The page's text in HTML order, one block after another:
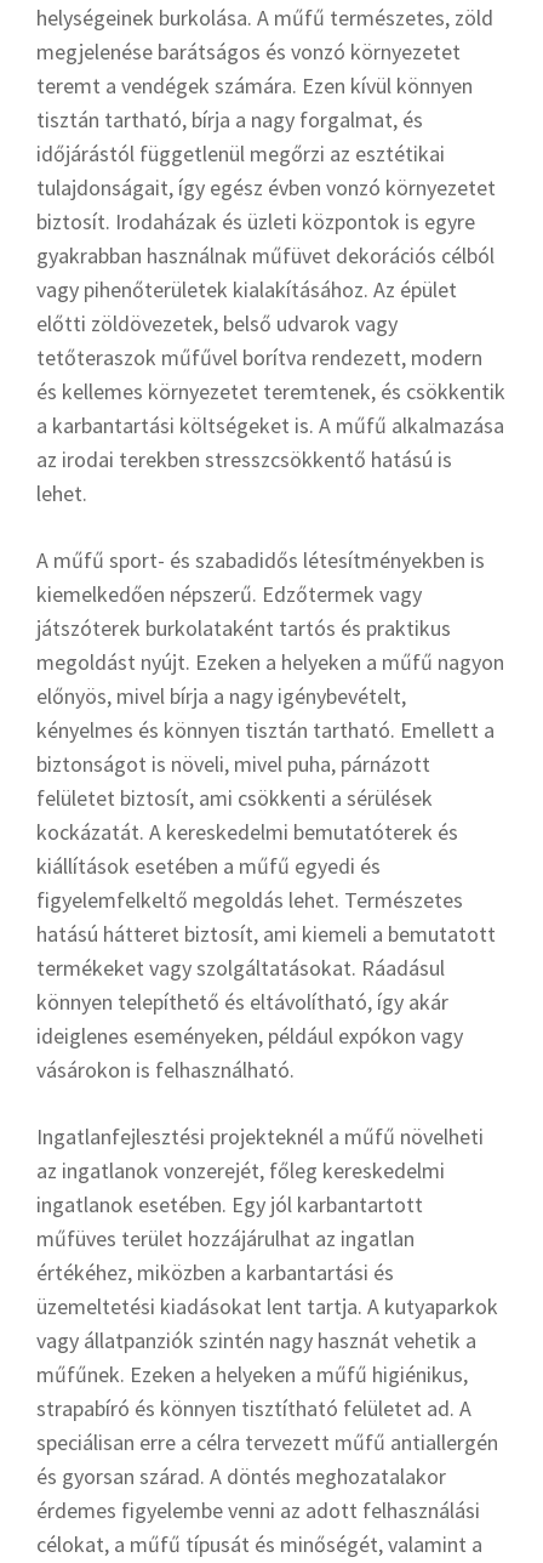
helységeinek burkolása. A műfű természetes, zöld
megjelenése barátságos és vonzó környezetet
teremt a vendégek számára. Ezen kívül könnyen
tisztán tartható, bírja a nagy forgalmat, és
időjárástól függetlenül megőrzi az esztétikai
tulajdonságait, így egész évben vonzó környezetet
biztosít. Irodaházak és üzleti központok is egyre
gyakrabban használnak műfüvet dekorációs célból
vagy pihenőterületek kialakításához. Az épület
előtti zöldövezetek, belső udvarok vagy
tetőteraszok műfűvel borítva rendezett, modern
és kellemes környezetet teremtenek, és csökkentik
a karbantartási költségeket is. A műfű alkalmazása
az irodai terekben stresszcsökkentő hatású is
lehet.
A műfű sport- és szabadidős létesítményekben is
kiemelkedően népszerű. Edzőtermek vagy
játszóterek burkolataként tartós és praktikus
megoldást nyújt. Ezeken a helyeken a műfű nagyon
előnyös, mivel bírja a nagy igénybevételt,
kényelmes és könnyen tisztán tartható. Emellett a
biztonságot is növeli, mivel puha, párnázott
felületet biztosít, ami csökkenti a sérülések
kockázatát. A kereskedelmi bemutatóterek és
kiállítások esetében a műfű egyedi és
figyelemfelkeltő megoldás lehet. Természetes
hatású hátteret biztosít, ami kiemeli a bemutatott
termékeket vagy szolgáltatásokat. Ráadásul
könnyen telepíthető és eltávolítható, így akár
ideiglenes eseményeken, például expókon vagy
vásárokon is felhasználható.
Ingatlanfejlesztési projekteknél a műfű növelheti
az ingatlanok vonzerejét, főleg kereskedelmi
ingatlanok esetében. Egy jól karbantartott
műfüves terület hozzájárulhat az ingatlan
értékéhez, miközben a karbantartási és
üzemeltetési kiadásokat lent tartja. A kutyaparkok
vagy állatpanziók szintén nagy hasznát vehetik a
műfűnek. Ezeken a helyeken a műfű higiénikus,
strapabíró és könnyen tisztítható felületet ad. A
speciálisan erre a célra tervezett műfű antiallergén
és gyorsan szárad. A döntés meghozatalakor
érdemes figyelembe venni az adott felhasználási
célokat, a műfű típusát és minőségét, valamint a